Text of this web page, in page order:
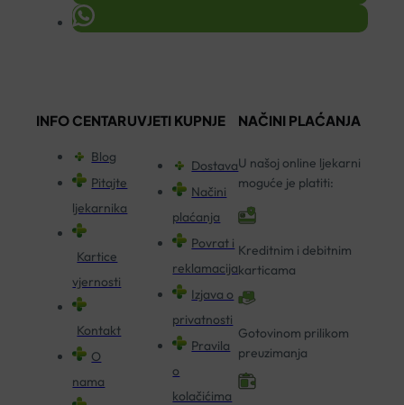
INFO CENTAR
Blog
Pitajte
ljekarnika
Kartice
vjernosti
Kontakt
O
nama
UVJETI KUPNJE
Dostava
Načini
plaćanja
Povrat i
reklamacija
Izjava o
privatnosti
Pravila
o
kolačićima
NAČINI PLAĆANJA
U našoj online ljekarni
moguće je platiti:
Kreditnim i debitnim
karticama
Gotovinom prilikom
preuzimanja